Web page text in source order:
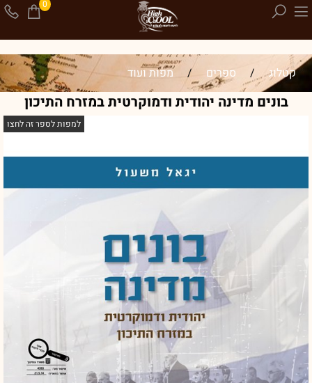
0
קטלוג / ספרים / מפות ועוד
בונים מדינה יהודית ודמוקרטית במזרח התיכון
למפות לספר זה לחצו